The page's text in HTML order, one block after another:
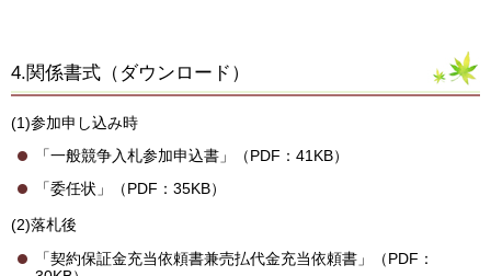
4.関係書式（ダウンロード）
(1)参加申し込み時
「一般競争入札参加申込書」（PDF：41KB）
「委任状」（PDF：35KB）
(2)落札後
「契約保証金充当依頼書兼売払代金充当依頼書」（PDF：